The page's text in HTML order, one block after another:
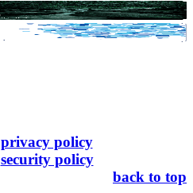
privacy policy
security policy
back to top